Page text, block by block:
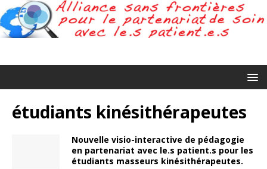
étudiants kinésithérapeutes
Nouvelle visio-interactive de pédagogie
en partenariat avec le.s patient.s pour les
étudiants masseurs kinésithérapeutes.